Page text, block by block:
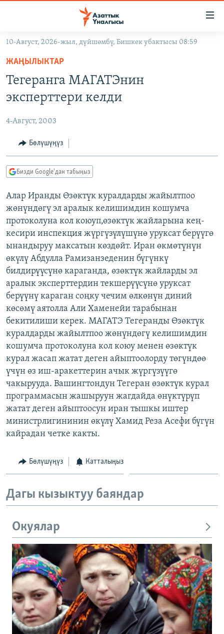
Навигацияга
өтүңүз
Издөөгө
салыңызКЫРГЫЗСТАН
ЭКОНОМИКА
МАДАНИЯТ
ДҮЙНӨ
БОРБОР АЗИЯ
УКРАИНА
АТАЙЫН ИЛИКТӨӨ
ТВ ПРОГРАММАЛАР
ЭКСПЕРТТЕР ТАЛДАЙТ
БИЗ ЖАНА ДҮЙНӨ
ДАНИСТЕ
ЭЖЕ-СИҢДИЛЕР
АЗАТТЫК+
ЫҢГАЙСЫЗ СУРООЛОР
ӨЗГӨЧӨ ПИКИР
Русский
ОНЛАЙН ШЕРИНЕ
ЭЕ/АРнун бардык сайттары
10-Август, 2026-жыл, дүйшөмбү, Бишкек убактысы 08:59
ЖАҢЫЛЫКТАР
Тегеранга МАГАТЭнин
эксперттери келди
4-Август, 2003
Бөлүшүңүз
Бизди Google'дан табыңыз
Алар Иранды Өзөктүк куралдарды жайылтпоо
жөнүндөгү эл аралык келишимдин кошумча
протоколуна кол коюуп,өзөктүк жайларына кең-
кесири инспекция жүргүзүлүшүнө уруксат берүүгө
ынандыруу максатын көздөйт. Иран өкмөтүнүн
өкүлү Абдулла Рамизанзеденин бүгүнкү
билдирүүсүнө караганда, өзөктүк жайларды эл
аралык эксперттердин текшерүүсүнө уруксат
берүүнү караган соңку чечим өлкөнүн диний
көсөмү аятолла Али Хаменейи тарабынан
бекитилиши керек. МАГАТЭ Тегеранды Өзөктүк
куралдарды жайылтпоо жөнүндөгү келишимдин
кошумча протоколуна кол коюу менен өзөктүк
курал жасап жатат деген айыптоолорду төгүндөө
үчүн өз иш-аракеттерин ачык жүргүзүүгө
чакырууда. Вашингтондун Тегеран өзөктүк курал
программасын жашыруун жагдайда өнүктүрүп
жатат деген айыптоосун иран тышкы иштер
министрлигининин өкүлү Хамид Реза Асефи бүгүн
кайрадан четке какты.
Бөлүшүңүз Катталыңыз
Дагы кызыктуу баяндар
Окуялар